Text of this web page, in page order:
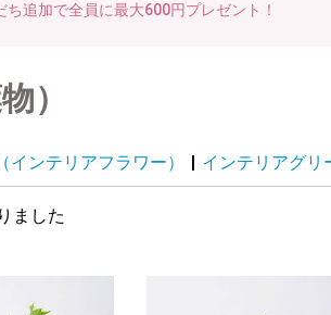
ち追加で全員に最大600円プレゼント！
）
インテリアフラワー） | インテリアグリ
ました